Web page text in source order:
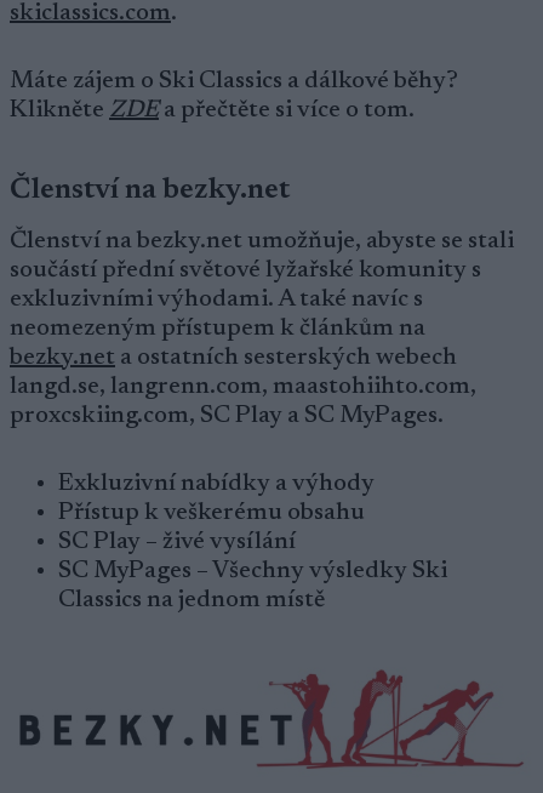
skiclassics.com.
Máte zájem o Ski Classics a dálkové běhy?
Klikněte ZDEa přečtěte si více o tom.
Členství na bezky.net
Členství na bezky.net umožňuje, abyste se stali
součástí přední světové lyžařské komunity s
exkluzivními výhodami. A také navíc s
neomezeným přístupem k článkům na
bezky.net a ostatních sesterských webech
langd.se, langrenn.com, maastohiihto.com,
proxcskiing.com, SC Play a SC MyPages.
Exkluzivní nabídky a výhody
Přístup k veškerému obsahu
SC Play – živé vysílání
SC MyPages – Všechny výsledky Ski
Classics na jednom místě